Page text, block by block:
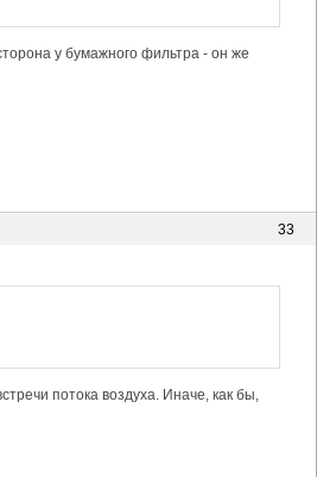
у бумажного фильтра - он же
33
потока воздуха. Иначе, как бы,